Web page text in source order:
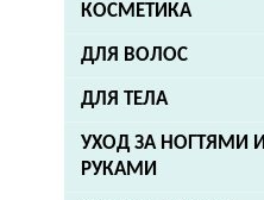
КОСМЕТИКА
ДЛЯ ВОЛОС
ДЛЯ ТЕЛА
УХОД ЗА НОГТЯМИ И
РУКАМИ